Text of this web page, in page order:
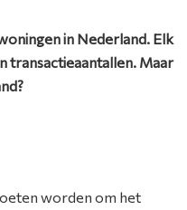
in Nederland. Elk
transactieaantallen. Maar
worden om het